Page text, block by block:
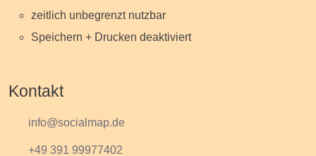
zeitlich unbegrenzt nutzbar
Speichern + Drucken deaktiviert
Kontakt
info@socialmap.de
+49 391 99977402